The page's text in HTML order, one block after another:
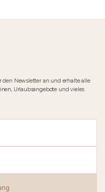
den Newsletter an und erhalte alle
Urlaubsangebote und vieles